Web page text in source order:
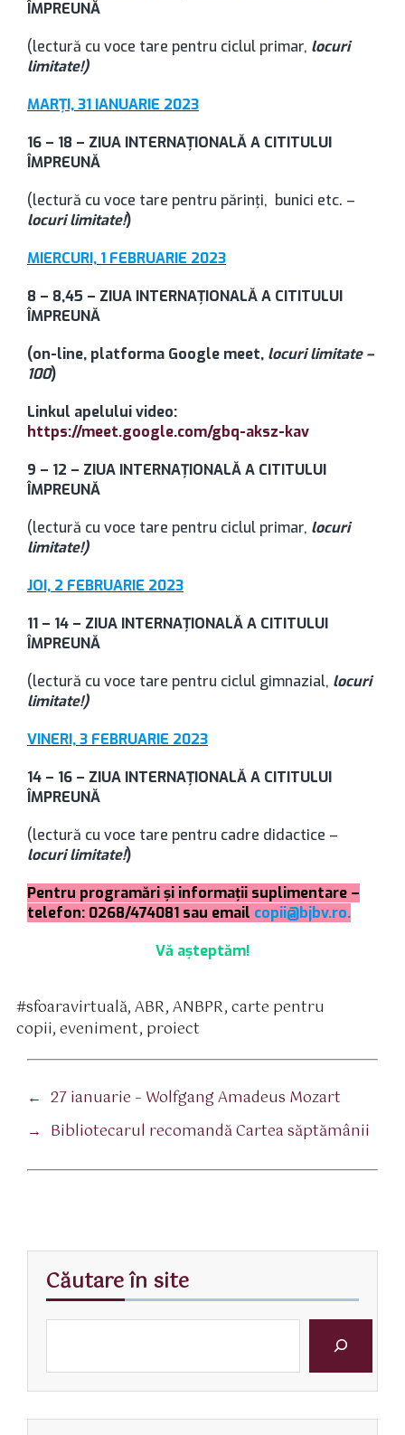
ÎMPREUNĂ
(lectură cu voce tare pentru ciclul primar, locuri
limitate!)
MARŢI, 31 IANUARIE 2023
16 – 18 – ZIUA INTERNAȚIONALĂ A CITITULUI
ÎMPREUNĂ
(lectură cu voce tare pentru părinţi, bunici etc. –
locuri limitate!)
MIERCURI, 1 FEBRUARIE 2023
8 – 8,45 – ZIUA INTERNAȚIONALĂ A CITITULUI
ÎMPREUNĂ
(on-line, platforma Google meet, locuri limitate –
100)
Linkul apelului video:
https://meet.google.com/gbq-aksz-kav
9 – 12 – ZIUA INTERNAȚIONALĂ A CITITULUI
ÎMPREUNĂ
(lectură cu voce tare pentru ciclul primar, locuri
limitate!)
JOI, 2 FEBRUARIE 2023
11 – 14 – ZIUA INTERNAȚIONALĂ A CITITULUI
ÎMPREUNĂ
(lectură cu voce tare pentru ciclul gimnazial, locuri
limitate!)
VINERI, 3 FEBRUARIE 2023
14 – 16 – ZIUA INTERNAȚIONALĂ A CITITULUI
ÎMPREUNĂ
(lectură cu voce tare pentru cadre didactice –
locuri limitate!)
Pentru programări şi informaţii suplimentare –
telefon: 0268/474081 sau email copii@bjbv.ro.
Vă aşteptăm!
#sfoaravirtuală,ABR,ANBPR,carte pentru
copii,eveniment, proiect
← 27 ianuarie – Wolfgang Amadeus Mozart
→ Bibliotecarul recomandă Cartea săptămânii
Căutare în site